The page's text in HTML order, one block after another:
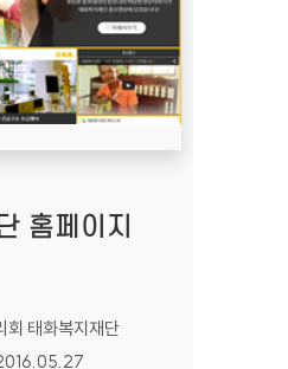
홈페이지
회 태화복지재단